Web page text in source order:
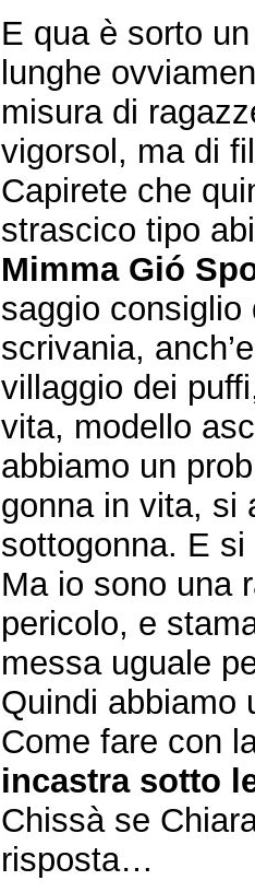
E qua è sorto
lunghe
misura di
vigorsol, ma di
Capirete che
strascico tipo
Mimma Gió
saggio
scrivania,
villaggio dei
vita, modello
abbiamo un
gonna in vita, si
sottogonna. E
Ma io sono una
pericolo, e
messa uguale
Quindi abbiamo
Come fare con
incastra sotto
Chissà se
risposta…